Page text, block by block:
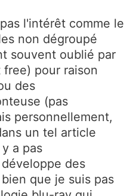
l'intérêt comme le
non dégroupé
souvent oublié par
pour raison
des
(pas
personnellement,
un tel article
a pas
des
que je suis pas